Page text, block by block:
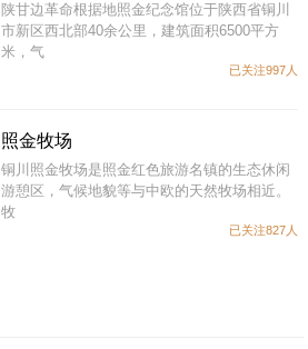
陕甘边革命根据地照金纪念馆位于陕西省铜川
市新区西北部40余公里，建筑面积6500平方
米，气
已关注997人
照金牧场
铜川照金牧场是照金红色旅游名镇的生态休闲
游憩区，气候地貌等与中欧的天然牧场相近。
牧
已关注827人